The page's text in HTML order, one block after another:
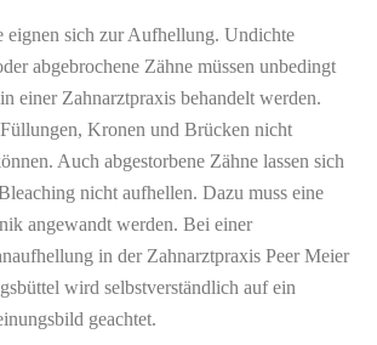
eignen sich zur Aufhellung. Undichte
abgebrochene Zähne müssen unbedingt
einer Zahnarztpraxis behandelt werden.
Kronen und Brücken nicht
Auch abgestorbene Zähne lassen sich
nicht aufhellen. Dazu muss eine
angewandt werden. Bei einer
in der Zahnarztpraxis Peer Meier
wird selbstverständlich auf ein
geachtet.